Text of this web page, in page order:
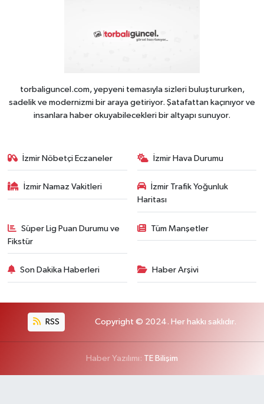
torbaliguncel.com, yepyeni temasıyla sizleri buluştururken,
sadelik ve modernizmi bir araya getiriyor. Şatafattan kaçınıyor ve
insanlara haber okuyabilecekleri bir altyapı sunuyor.
İzmir Nöbetçi Eczaneler İzmir Hava Durumu
İzmir Namaz Vakitleri
İzmir Trafik Yoğunluk
Haritası
Süper Lig Puan Durumu ve
Fikstür
Tüm Manşetler
Son Dakika Haberleri Haber Arşivi
RSS Copyright © 2024. Her hakkı saklıdır.
Haber Yazılımı: TE Bilişim